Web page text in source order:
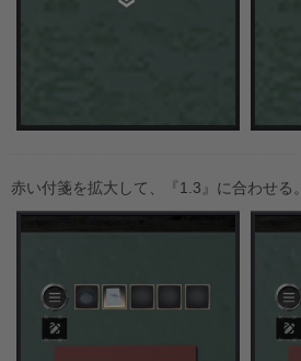
赤い付箋を拡大して、『1.3』に合わせる。